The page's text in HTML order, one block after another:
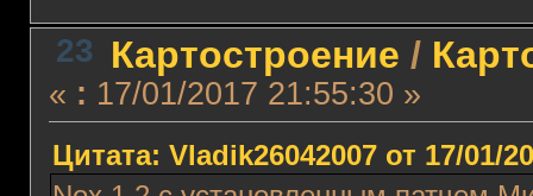
23 Картостроение /
« : 17/01/2017 21:55:30 »
Цитата: Vladik26042007 от 17/01/